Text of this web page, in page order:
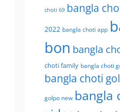
choti 69 bangla
2022 bangla choti app
bon bangla
choti family bangla choti
bangla choti
golpo new bangla